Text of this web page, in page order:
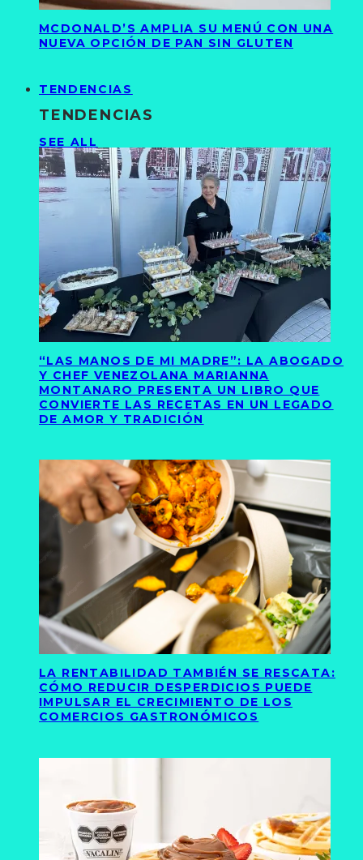
MCDONALD’S AMPLIA SU MENÚ CON UNA
NUEVA OPCIÓN DE PAN SIN GLUTEN
TENDENCIAS
TENDENCIAS
SEE ALL
“LAS MANOS DE MI MADRE”: LA ABOGADO
Y CHEF VENEZOLANA MARIANNA
MONTANARO PRESENTA UN LIBRO QUE
CONVIERTE LAS RECETAS EN UN LEGADO
DE AMOR Y TRADICIÓN
LA RENTABILIDAD TAMBIÉN SE RESCATA:
CÓMO REDUCIR DESPERDICIOS PUEDE
IMPULSAR EL CRECIMIENTO DE LOS
COMERCIOS GASTRONÓMICOS